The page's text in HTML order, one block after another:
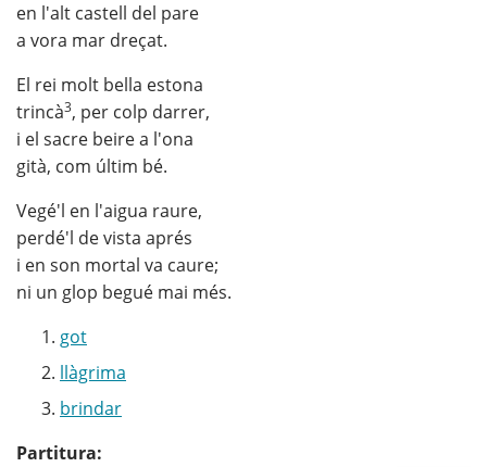
en l'alt castell del pare
a vora mar dreçat.
El rei molt bella estona
trincà3, per colp darrer,
i el sacre beire a l'ona
gità, com últim bé.
Vegé'l en l'aigua raure,
perdé'l de vista aprés
i en son mortal va caure;
ni un glop begué mai més.
got
llàgrima
brindar
Partitura: